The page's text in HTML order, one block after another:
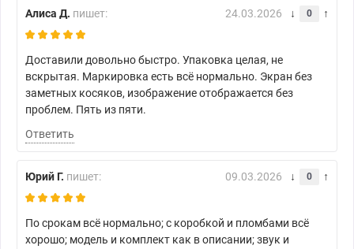
Алиса Д. пишет: 24.03.2026 0
Доставили довольно быстро. Упаковка целая, не
вскрытая. Маркировка есть всё нормально. Экран без
заметных косяков, изображение отображается без
проблем. Пять из пяти.
Ответить
Юрий Г. пишет: 09.03.2026 0
По срокам всё нормально; с коробкой и пломбами всё
хорошо; модель и комплект как в описании; звук и